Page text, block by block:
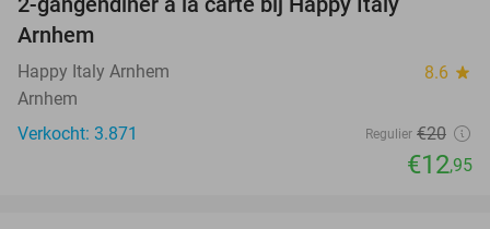
Arnhem
Happy Italy Arnhem 8.6 star
Arnhem
Verkocht: 3.871
Regulier €20
€12,95